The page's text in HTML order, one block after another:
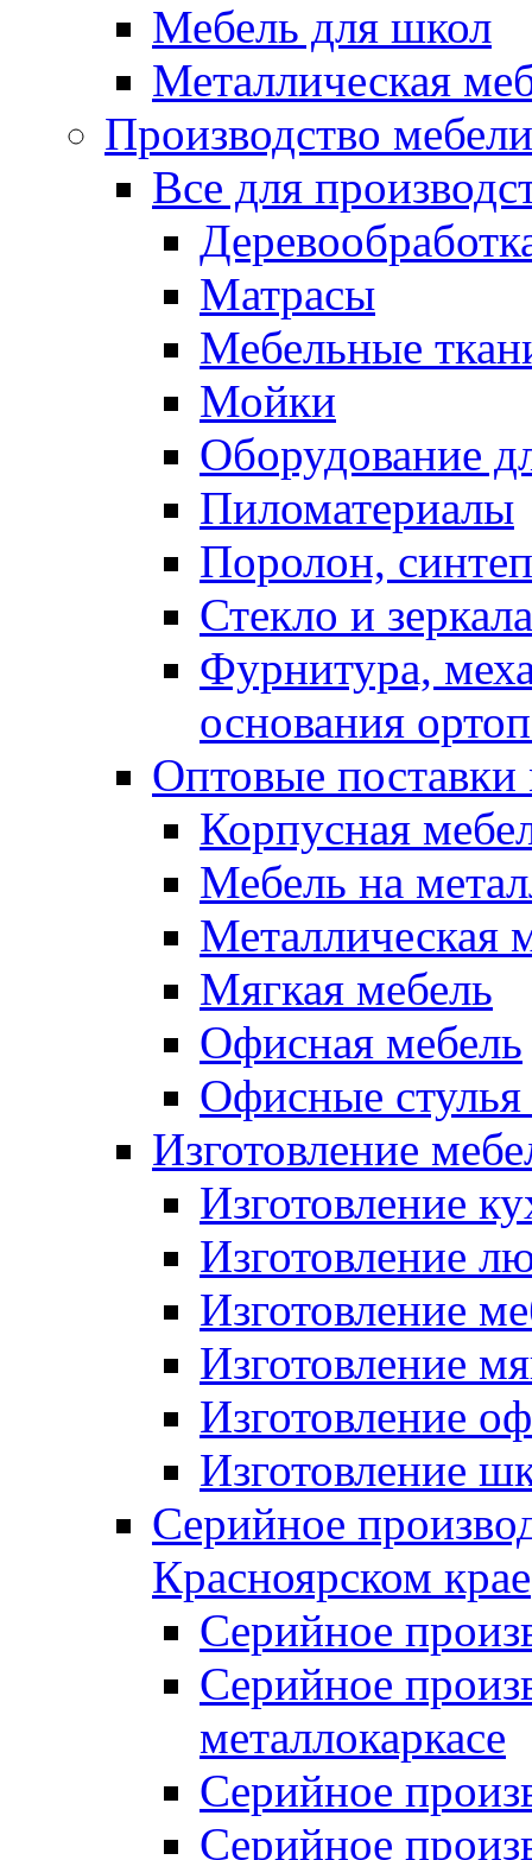
Мебель для школ
Металлическая
Производство мебели
Все для
Матрасы
Мебельные
Мойки
Оборудование
Пиломатериалы
Поролон,
Стекло и зеркала
Фурнитура,
основания
Оптовые поставки
Корпусная
Мебель на
Металлическая
Мягкая мебель
Офисная мебель
Офисные стулья
Изготовление
Изготовление
Изготовление
Изготовление
Изготовление
Изготовление
Изготовление
Серийное
Красноярском крае
Серийное
Серийное
металлокаркасе
Серийное
Серийное